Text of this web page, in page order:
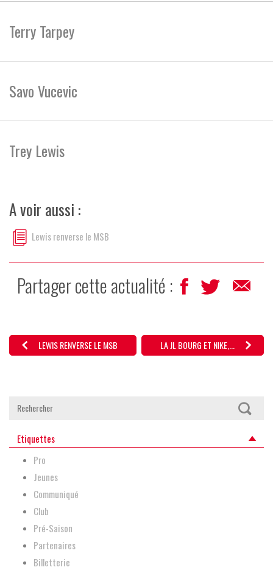
Terry Tarpey
Savo Vucevic
Trey Lewis
A voir aussi :
Lewis renverse le MSB
Partager cette actualité :
LEWIS RENVERSE LE MSB LA JL BOURG ET NIKE,...
Etiquettes
Pro
Jeunes
Communiqué
Club
Pré-Saison
Partenaires
Billetterie